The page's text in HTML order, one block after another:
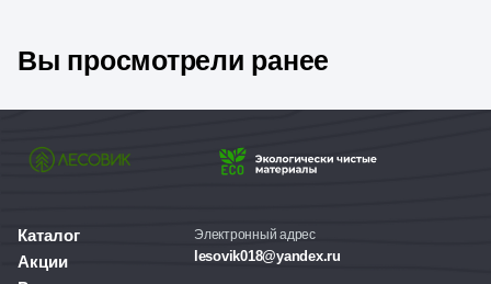
Вы просмотрели ранее
Каталог
Акции
Электронный адрес
lesovik018@yandex.ru